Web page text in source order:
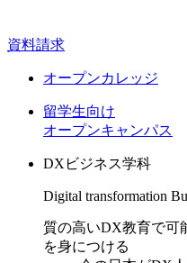
資料請求
オープンカレッジ
留学生向け
オープンキャンパス
DXビジネス学科
Digital transformation
質の高いDX教育で可
を身につける